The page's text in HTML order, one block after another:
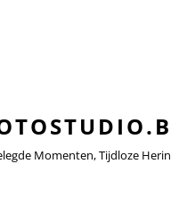
Momenten, Tijdloze